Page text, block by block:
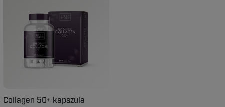
Collagen 50+ kapszula